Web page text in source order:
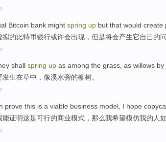
Bitcoin bank might spring up but that would create
拟的比特币银行或许会出现 ， 但是将会产生它自己的
shall spring up as among the grass, as willows by
发生在草中， 像溪水旁的柳树。
prove this is a viable business model , I hope
能证明这是可行的商业模式 ，那么我希望模仿我的人